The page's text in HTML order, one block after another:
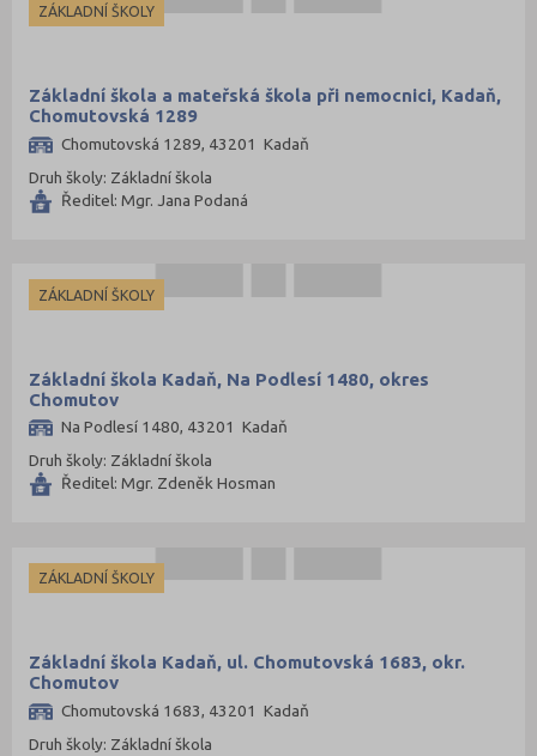
Vyškov (72)
Znojmo (98)
Žďár nad Sázavou (124)
ZÁKLADNÍ ŠKOLY
Základní škola a mateřská škola při nemocnici, Kadaň,
Chomutovská 1289
Chomutovská 1289, 43201 Kadaň
Druh školy: Základní škola
Ředitel: Mgr. Jana Podaná
ZÁKLADNÍ ŠKOLY
Základní škola Kadaň, Na Podlesí 1480, okres
Chomutov
Na Podlesí 1480, 43201 Kadaň
Druh školy: Základní škola
Ředitel: Mgr. Zdeněk Hosman
ZÁKLADNÍ ŠKOLY
Základní škola Kadaň, ul. Chomutovská 1683, okr.
Chomutov
Chomutovská 1683, 43201 Kadaň
Druh školy: Základní škola